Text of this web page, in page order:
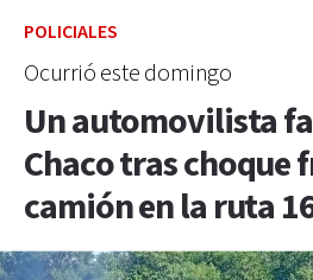
POLICIALES
Ocurrió este domingo
Un automovilista
Chaco tras choque
camión en la ruta